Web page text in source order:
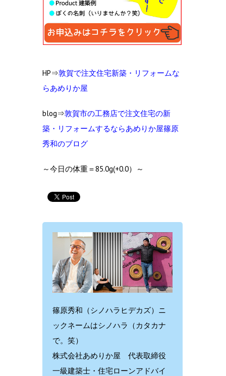
HP⇒敦賀で注文住宅新築・リフォームな
らあめりか屋
blog⇒敦賀市の工務店で注文住宅の新
築・リフォームするならあめりか屋篠原
秀和のブログ
～今日の体重＝85.0g(+0.0）～
篠原秀和（シノハラヒデカズ）ニ
ックネームはシノハラ（カタカナ
で。笑）
株式会社あめりか屋 代表取締役
一級建築士・住宅ローンアドバイ